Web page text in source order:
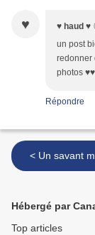
♥ ♥ haud ♥
un post
redonner
photos ♥♥
Répondre
< Un savant
Hébergé par
Top articles